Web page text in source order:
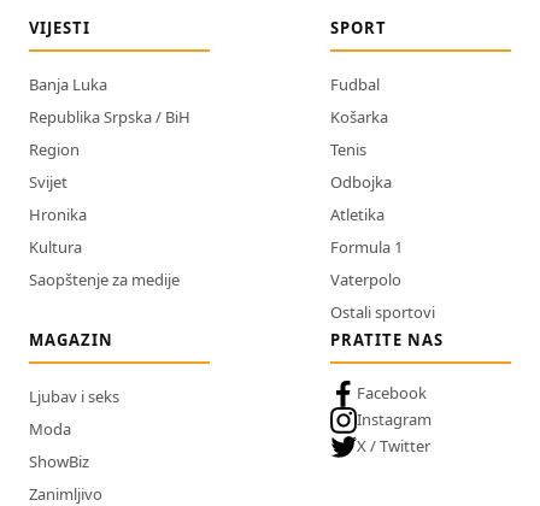
VIJESTI
Banja Luka
Republika Srpska / BiH
Region
Svijet
Hronika
Kultura
Saopštenje za medije
SPORT
Fudbal
Košarka
Tenis
Odbojka
Atletika
Formula 1
Vaterpolo
Ostali sportovi
MAGAZIN
Ljubav i seks
Moda
ShowBiz
Zanimljivo
PRATITE NAS
Facebook
Instagram
X / Twitter